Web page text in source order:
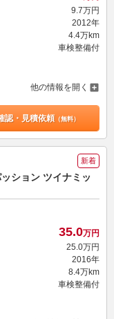
9.7万円
2012年
4.4万km
車検整備付
他の情報を開く
認・見積依頼（無料）
新着
ション ツイナミッ
35.0万円
25. 0万円
2016年
8.4万km
車検整備付